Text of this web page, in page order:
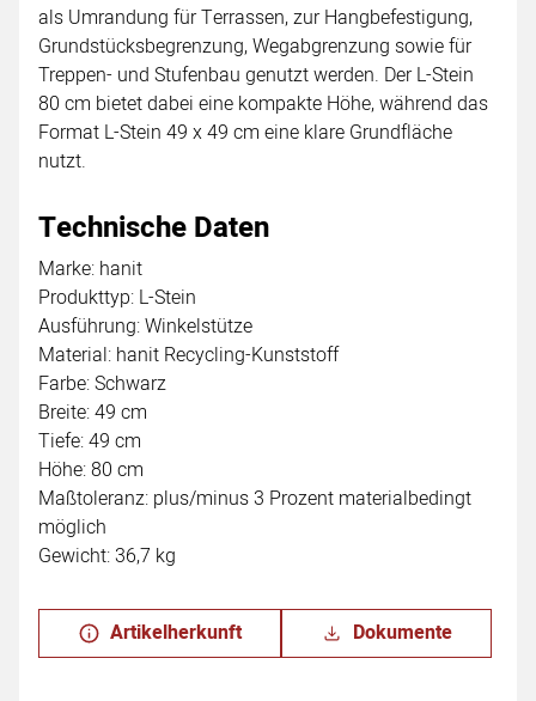
als Umrandung für Terrassen, zur Hangbefestigung,
Grundstücksbegrenzung, Wegabgrenzung sowie für
Treppen- und Stufenbau genutzt werden. Der L-Stein
80 cm bietet dabei eine kompakte Höhe, während das
Format L-Stein 49 x 49 cm eine klare Grundfläche
nutzt.
Technische Daten
Marke: hanit
Produkttyp: L-Stein
Ausführung: Winkelstütze
Material: hanit Recycling-Kunststoff
Farbe: Schwarz
Breite: 49 cm
Tiefe: 49 cm
Höhe: 80 cm
Maßtoleranz: plus/minus 3 Prozent materialbedingt
möglich
Gewicht: 36,7 kg
Artikelherkunft Dokumente